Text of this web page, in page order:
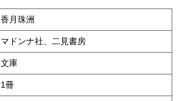
香月珠洲
マドンナ社、二見書房
文庫
1冊